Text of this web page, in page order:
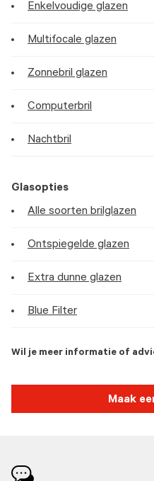
Enkelvoudige glazen
Multifocale glazen
Zonnebril glazen
Computerbril
Nachtbril
Glasopties
Alle soorten brilglazen
Ontspiegelde glazen
Extra dunne glazen
Blue Filter
Wil je meer informatie of
Maak